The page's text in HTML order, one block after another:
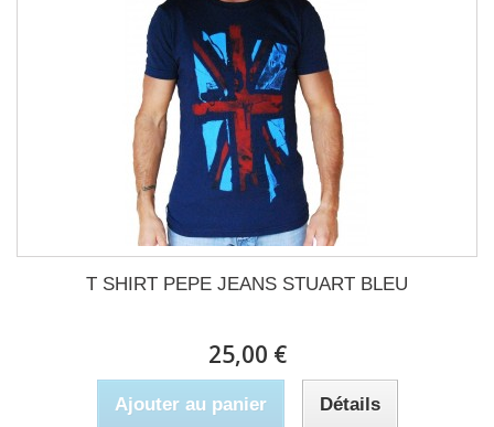
T SHIRT PEPE JEANS STUART BLEU
25,00 €
Ajouter au panier Détails